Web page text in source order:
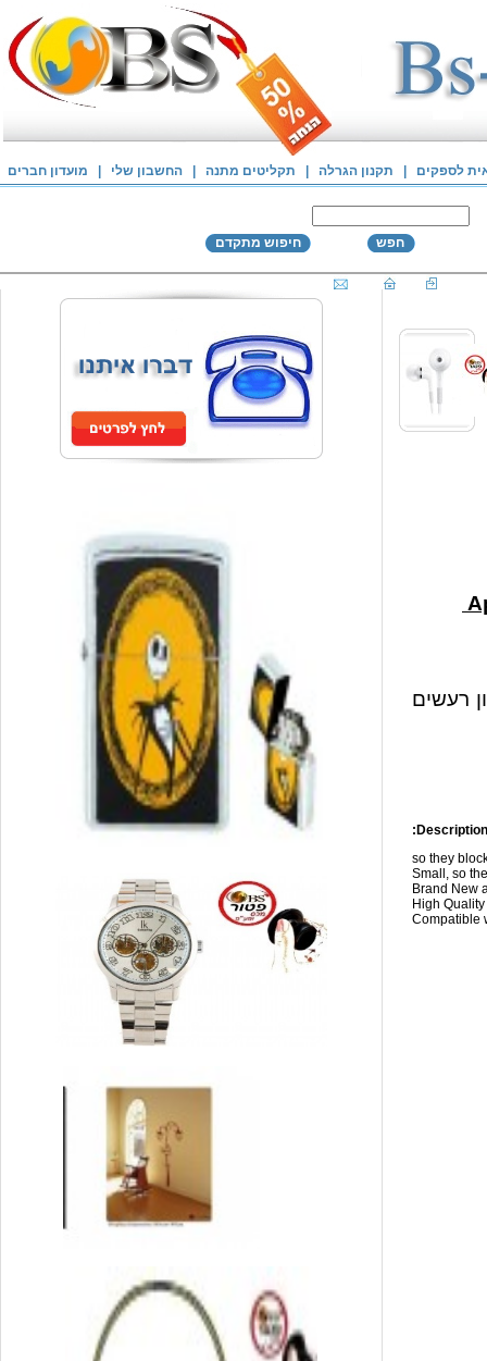
לספקים תקנון הגרלה תקליטים מתנה החשבון שלי מועדון חברים
חפש חיפוש מתקדם
רעשים
so they
Small, so
Brand New
High
Compatible